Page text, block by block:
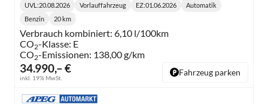
34.990,– €
inkl. 19% MwSt.
Lieferzeit:
UVL :20.08.2026 Vorlauffahrzeug EZ:01.06.2026
Getriebe:
Automatik
Kraftstoff:
Benzin
Kilometerstand:
20 km
Verbrauch kombiniert: 6,10 l/100km
CO2-Klasse: E
CO2-Emissionen: 138,00 g/km
Fahrzeug parken